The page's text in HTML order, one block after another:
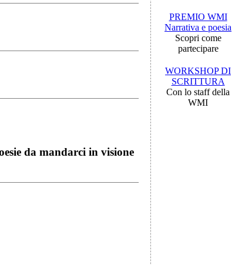
da mandarci in visione
PREMIO WMI
Narrativa e poesia
Scopri come
partecipare
WORKSHOP DI
SCRITTURA
Con lo staff della
WMI